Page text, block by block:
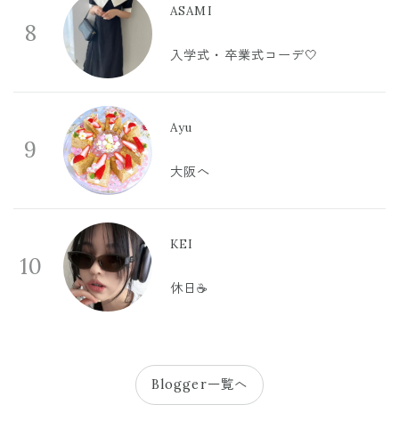
8
ASAMI
入学式・卒業式コーデ🤍
9
Ayu
大阪へ
10
KEI
休日☕️
Blogger一覧へ